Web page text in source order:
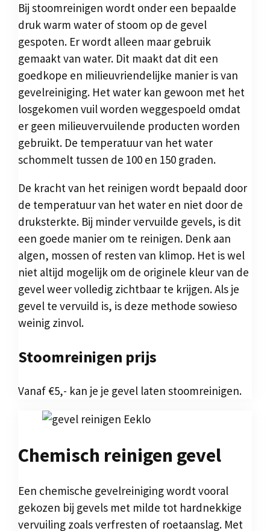
Bij stoomreinigen wordt onder een bepaalde
druk warm water of stoom op de gevel
gespoten. Er wordt alleen maar gebruik
gemaakt van water. Dit maakt dat dit een
goedkope en milieuvriendelijke manier is van
gevelreiniging. Het water kan gewoon met het
losgekomen vuil worden weggespoeld omdat
er geen milieuvervuilende producten worden
gebruikt. De temperatuur van het water
schommelt tussen de 100 en 150 graden.
De kracht van het reinigen wordt bepaald door
de temperatuur van het water en niet door de
druksterkte. Bij minder vervuilde gevels, is dit
een goede manier om te reinigen. Denk aan
algen, mossen of resten van klimop. Het is wel
niet altijd mogelijk om de originele kleur van de
gevel weer volledig zichtbaar te krijgen. Als je
gevel te vervuild is, is deze methode sowieso
weinig zinvol.
Stoomreinigen prijs
Vanaf €5,- kan je je gevel laten stoomreinigen.
Chemisch reinigen gevel
Een chemische gevelreiniging wordt vooral
gekozen bij gevels met milde tot hardnekkige
vervuiling zoals verfresten of roetaanslag. Met